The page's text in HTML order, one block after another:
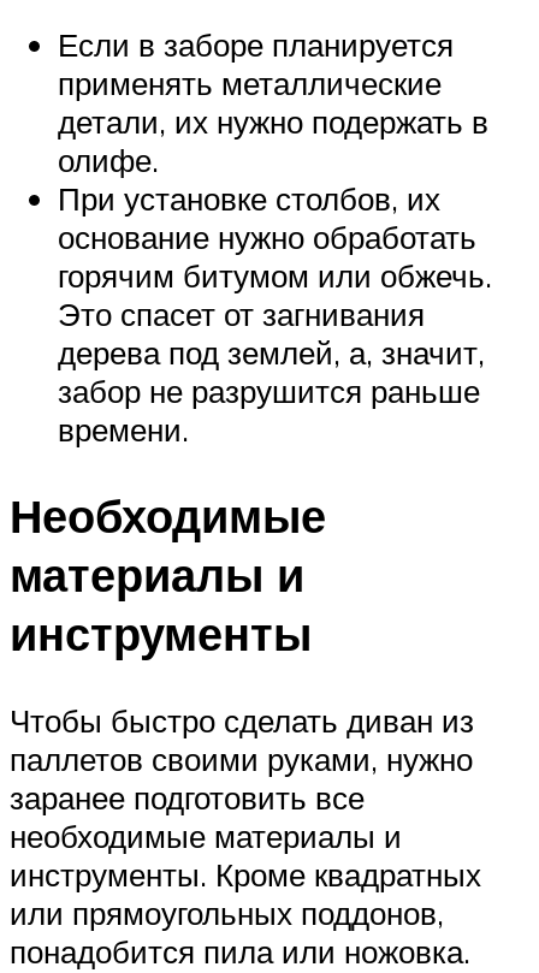
Если в заборе планируется
применять металлические
детали, их нужно подержать в
олифе.
При установке столбов, их
основание нужно обработать
горячим битумом или обжечь.
Это спасет от загнивания
дерева под землей, а, значит,
забор не разрушится раньше
времени.
Необходимые
материалы и
инструменты
Чтобы быстро сделать диван из
паллетов своими руками, нужно
заранее подготовить все
необходимые материалы и
инструменты. Кроме квадратных
или прямоугольных поддонов,
понадобится пила или ножовка.